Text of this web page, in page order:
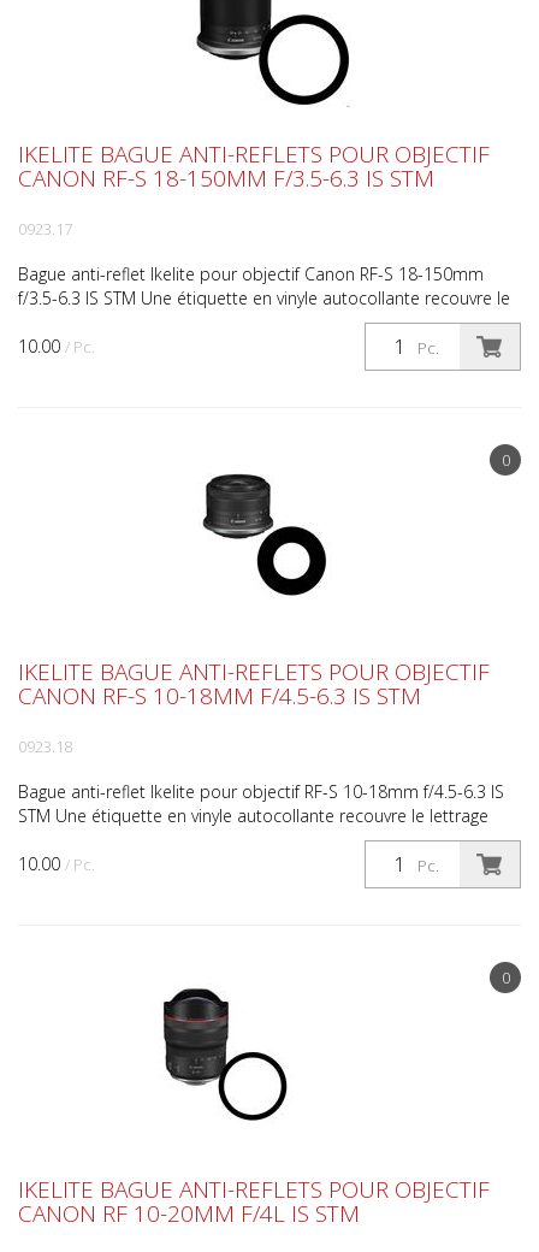
10.00 / Pc. Pc.
IKELITE BAGUE ANTI-REFLETS POUR OBJECTIF
CANON RF-S 18-150MM F/3.5-6.3 IS STM
0923.17
Bague anti-reflet Ikelite pour objectif Canon RF-S 18-150mm
f/3.5-6.3 IS STM Une étiquette en vinyle autocollante recouvre le
0
10.00 / Pc. Pc.
IKELITE BAGUE ANTI-REFLETS POUR OBJECTIF
CANON RF-S 10-18MM F/4.5-6.3 IS STM
0923.18
Bague anti-reflet Ikelite pour objectif RF-S 10-18mm f/4.5-6.3 IS
STM Une étiquette en vinyle autocollante recouvre le lettrage
0
IKELITE BAGUE ANTI-REFLETS POUR OBJECTIF
CANON RF 10-20MM F/4L IS STM